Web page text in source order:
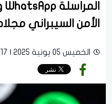
الأمن السيبراني
الخميس 05 يونية 2025 | 10:17 صباحاً